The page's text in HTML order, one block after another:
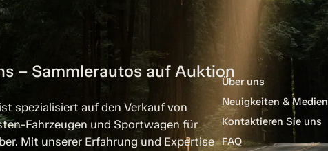
– Sammlerautos auf Auktion
spezialisiert auf den Verkauf von
Fahrzeugen und Sportwagen für
Mit unserer Erfahrung und Expertise
Über uns
Neuigkeiten & Medien
Kontaktieren Sie uns
FAQ